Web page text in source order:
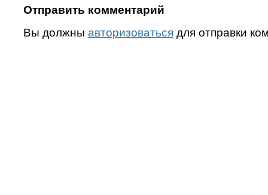
Отправить комментарий
Вы должны авторизоваться для отправки